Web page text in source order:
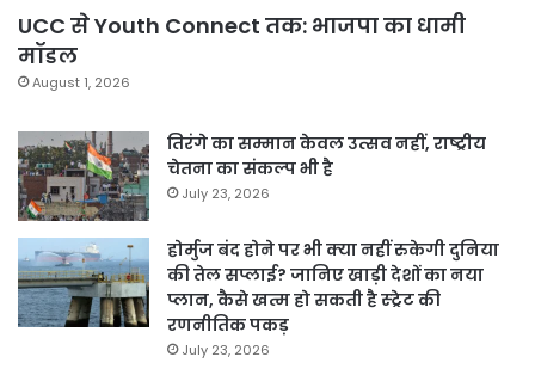
UCC से Youth Connect तक: भाजपा का धामी
मॉडल
August 1, 2026
तिरंगे का सम्मान केवल उत्सव नहीं, राष्ट्रीय
चेतना का संकल्प भी है
July 23, 2026
होर्मुज बंद होने पर भी क्या नहीं रुकेगी दुनिया
की तेल सप्लाई? जानिए खाड़ी देशों का नया
प्लान, कैसे खत्म हो सकती है स्ट्रेट की
रणनीतिक पकड़
July 23, 2026